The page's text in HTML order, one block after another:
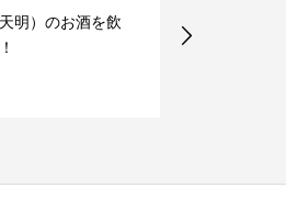
年くる年予約受付開
ました